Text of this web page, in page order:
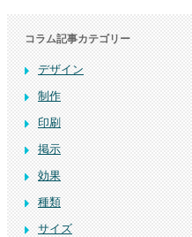
コラム記事カテゴリー
デザイン
制作
印刷
掲示
効果
種類
サイズ